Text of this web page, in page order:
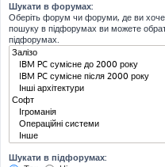
Шукати в форумах:
Оберіть форум чи форуми, де ви
пошуку в підфорумах ви можете
підфорумах.
Шукати в підфорумах: